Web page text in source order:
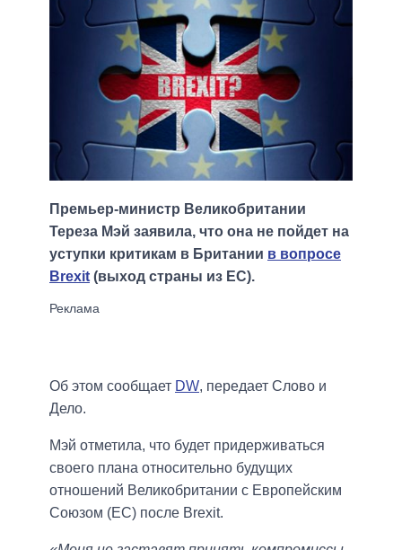
Премьер-министр Великобритании
Тереза Мэй заявила, что она не пойдет на
уступки критикам в Британии в вопросе
Brexit (выход страны из ЕС).
Об этом сообщает DW, передает Слово и
Дело.
Мэй отметила, что будет придерживаться
своего плана относительно будущих
отношений Великобритании с Европейским
Союзом (ЕС) после Brexit.